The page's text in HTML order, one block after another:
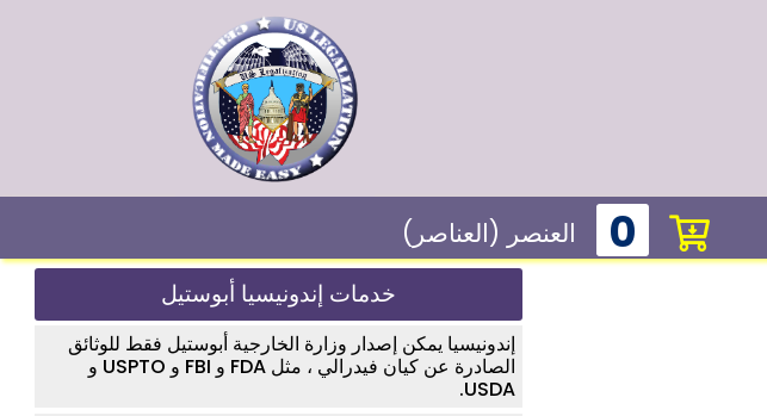
0 العنصر (العناصر)
خدمات إندونيسيا أبوستيل
إندونيسيا يمكن إصدار وزارة الخارجية أبوستيل فقط للوثائق
الصادرة عن كيان فيدرالي ، مثل FDA و FBI و USPTO و
USDA.